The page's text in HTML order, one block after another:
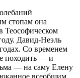
стопам она
Теософическом
Давид-Неэль
Со временем
походить — и
— на саму Елену
всеобщим